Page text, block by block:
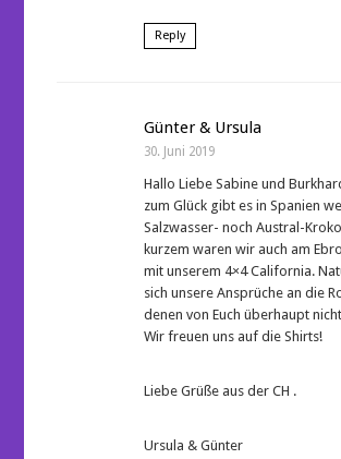
Reply
Günter & Ursula
30. Juni 2019
Hallo Liebe Sabine und
zum Glück gibt es in Spanien
Salzwasser- noch Austral-
kurzem waren wir auch am
mit unserem 4×4 California.
sich unsere Ansprüche an die
denen von Euch überhaupt
Wir freuen uns auf die Shirts!
Liebe Grüße aus der CH .
Ursula & Günter